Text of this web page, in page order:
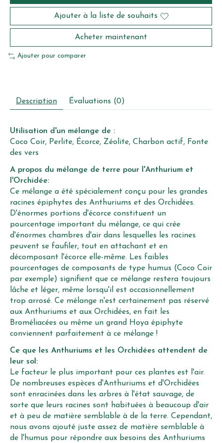
Ajouter à la liste de souhaits
Acheter maintenant
Ajouter pour comparer
Description Évaluations (0)
Utilisation d'un mélange de :
Coco Coir, Perlite, Écorce, Zéolite, Charbon actif, Fonte
des vers
A propos du mélange de terre pour l'Anthurium et
l'Orchidée:
Ce mélange a été spécialement conçu pour les grandes
racines épiphytes des Anthuriums et des Orchidées.
D'énormes portions d'écorce constituent un
pourcentage important du mélange, ce qui crée
d'énormes chambres d'air dans lesquelles les racines
peuvent se faufiler, tout en attachant et en
décomposant l'écorce elle-même. Les faibles
pourcentages de composants de type humus (Coco Coir
par exemple) signifient que ce mélange restera toujours
lâche et léger, même lorsqu'il est occasionnellement
trop arrosé. Ce mélange n'est certainement pas réservé
aux Anthuriums et aux Orchidées, en fait les
Broméliacées ou même un grand Hoya épiphyte
conviennent parfaitement à ce mélange !
Ce que les Anthuriums et les Orchidées attendent de
leur sol:
Le facteur le plus important pour ces plantes est l'air.
De nombreuses espèces d'Anthuriums et d'Orchidées
sont enracinées dans les arbres à l'état sauvage, de
sorte que leurs racines sont habituées à beaucoup d'air
et à peu de matière semblable à de la terre. Cependant,
nous avons ajouté juste assez de matière semblable à
de l'humus pour répondre aux besoins des Anthuriums